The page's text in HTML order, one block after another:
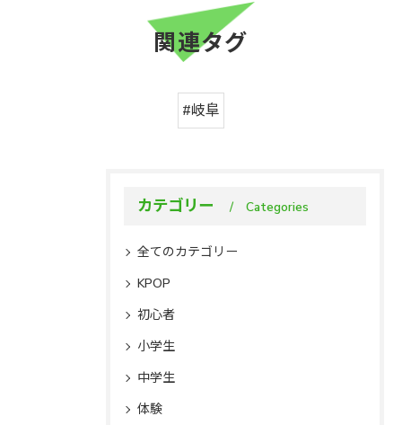
関連タグ
#岐阜
カテゴリー Categories
全てのカテゴリー
KPOP
初心者
小学生
中学生
体験